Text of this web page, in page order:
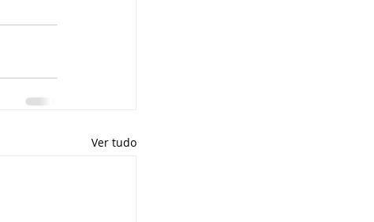
Ver tudo